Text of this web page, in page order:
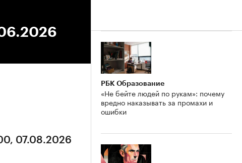
07.08.2026
РБК Образование
«Не бейте людей по рукам»: почему
вредно наказывать за промахи и
ошибки